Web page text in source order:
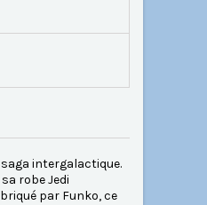
intergalactique.
robe Jedi
par Funko, ce